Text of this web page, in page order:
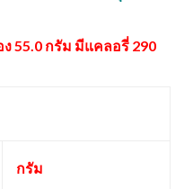
55.0 กรัม มีแคลอรี่ 290
กรัม